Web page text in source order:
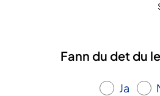
Fann du det du
Ja